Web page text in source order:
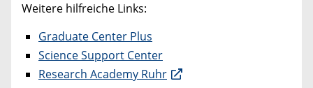
Weitere hilfreiche Links:
Graduate Center Plus
Science Support Center
Research Academy Ruhr